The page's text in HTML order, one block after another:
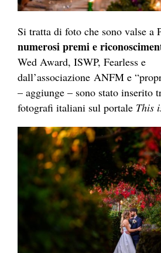
Si tratta di foto che sono valse a
numerosi premi e
Wed Award, ISWP, Fearless e
dall’associazione ANFM e
– aggiunge – sono stato inserito
fotografi italiani sul portale This